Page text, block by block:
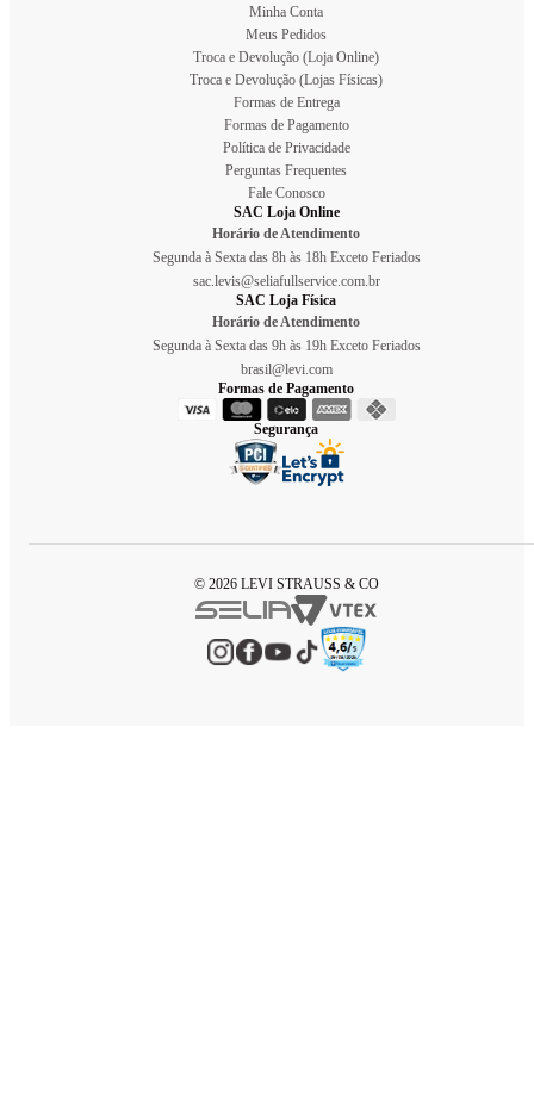
Minha Conta
Meus Pedidos
Troca e Devolução (Loja Online)
Troca e Devolução (Lojas Físicas)
Formas de Entrega
Formas de Pagamento
Política de Privacidade
Perguntas Frequentes
Fale Conosco
SAC Loja Online
Horário de Atendimento
Segunda à Sexta das 8h às 18h Exceto Feriados
sac.levis@seliafullservice.com.br
SAC Loja Física
Horário de Atendimento
Segunda à Sexta das 9h às 19h Exceto Feriados
brasil@levi.com
Formas de Pagamento
Segurança
© 2026 LEVI STRAUSS & CO